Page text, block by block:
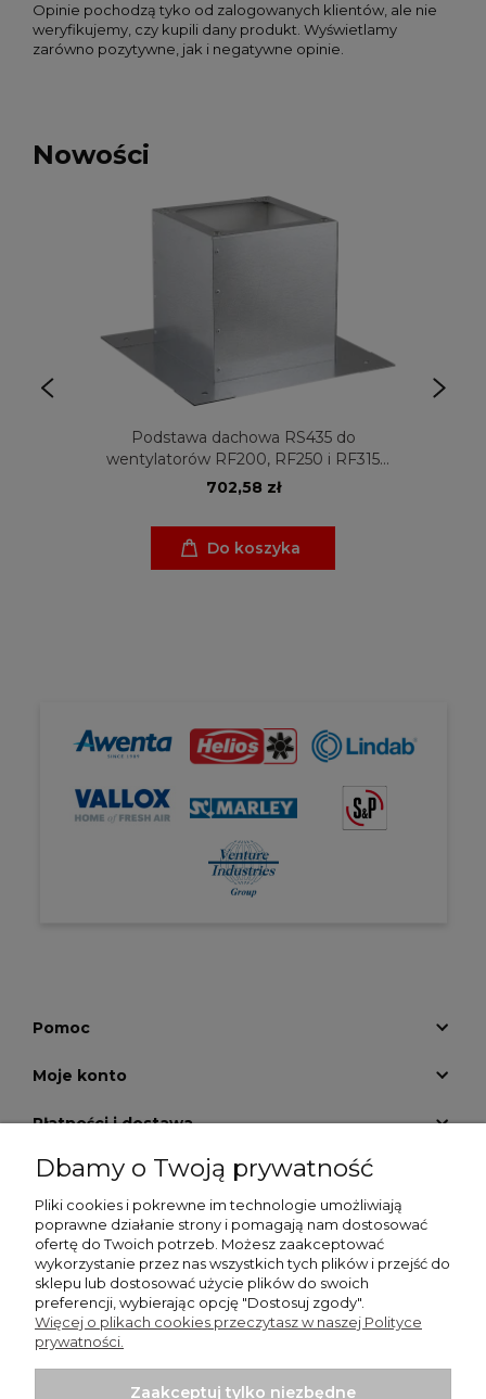
Opinie pochodzą tyko od zalogowanych klientów, ale nie
weryfikujemy, czy kupili dany produkt. Wyświetlamy
zarówno pozytywne, jak i negatywne opinie.
Nowości
Podstawa dachowa RS435 do
wentylatorów RF200, RF250 i RF315
Venture Industries
702,58 zł
Do koszyka
Pomoc
Moje konto
Płatności i dostawa
Informacje
O nas
GALERIA KRATEK
Dbamy o Twoją prywatność
Pliki cookies i pokrewne im technologie umożliwiają
poprawne działanie strony i pomagają nam dostosować
ofertę do Twoich potrzeb. Możesz zaakceptować
wykorzystanie przez nas wszystkich tych plików i przejść do
sklepu lub dostosować użycie plików do swoich
preferencji, wybierając opcję "Dostosuj zgody".
Więcej o plikach cookies przeczytasz w naszej Polityce
prywatności.
Zaakceptuj tylko niezbędne